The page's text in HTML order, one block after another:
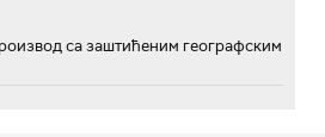
са заштићеним географским